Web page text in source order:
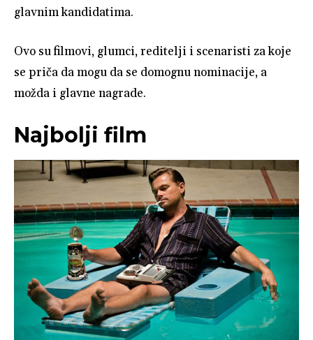
glavnim kandidatima.
Ovo su filmovi, glumci, reditelji i scenaristi za koje
se priča da mogu da se domognu nominacije, a
možda i glavne nagrade.
Najbolji film